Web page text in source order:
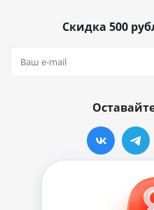
Скидка 500
Наши